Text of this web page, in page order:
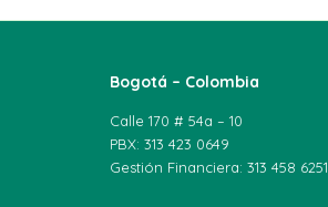
Bogotá – Colombia
Calle 170 # 54a – 10
PBX: 313 423 0649
Gestión Financiera: 313 458 6251